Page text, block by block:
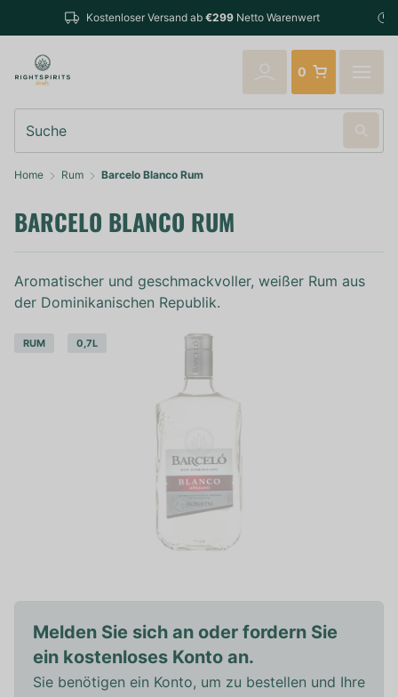
Bestellungen bis 14:00 Uhr (Mo-Fr) werden noch am
verschickt
0
Home Rum Barcelo Blanco Rum
BARCELO BLANCO RUM
Aromatischer und geschmackvoller, weißer Rum aus
der Dominikanischen Republik.
RUM 0,7L
Melden Sie sich an oder fordern Sie
ein kostenloses Konto an.
Sie benötigen ein Konto, um zu bestellen und Ihre